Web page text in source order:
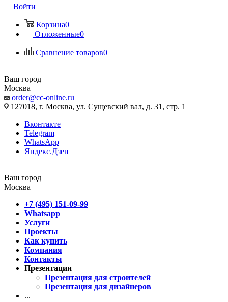
Войти
Корзина0
Отложенные0
Сравнение товаров0
Ваш город
Москва
order@cc-online.ru
127018, г. Москва, ул. Сущевский вал, д. 31, стр. 1
Вконтакте
Telegram
WhatsApp
Яндекс.Дзен
Ваш город
Москва
+7 (495) 151-09-99
Whatsapp
Услуги
Проекты
Как купить
Компания
Контакты
Презентации
Презентация для строителей
Презентация для дизайнеров
...